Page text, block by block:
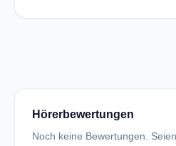
Hörerbewertungen
Noch keine Bewertungen.